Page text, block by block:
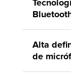
Alta
de